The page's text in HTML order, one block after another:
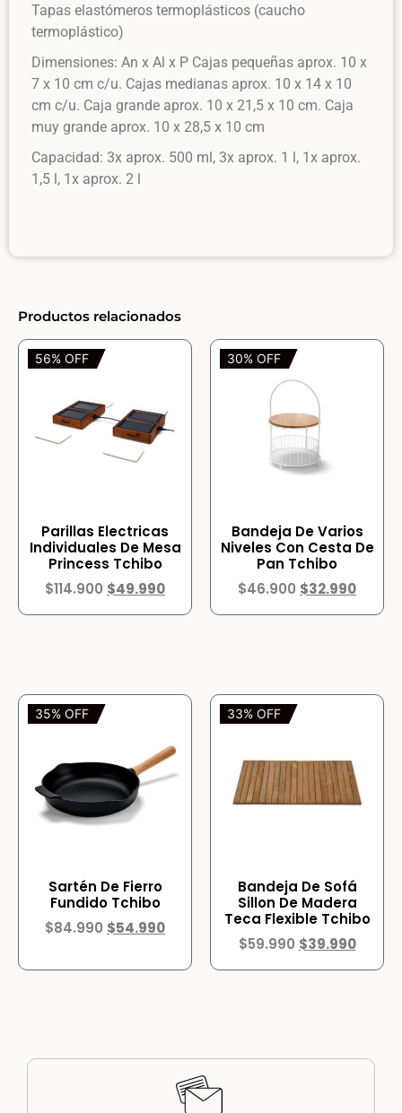
Tapas elastómeros termoplásticos (caucho
termoplástico)
Dimensiones: An x Al x P Cajas pequeñas aprox. 10 x
7 x 10 cm c/u. Cajas medianas aprox. 10 x 14 x 10
cm c/u. Caja grande aprox. 10 x 21,5 x 10 cm. Caja
muy grande aprox. 10 x 28,5 x 10 cm
Capacidad: 3x aprox. 500 ml, 3x aprox. 1 l, 1x aprox.
1,5 l, 1x aprox. 2 l
Productos relacionados
56% OFF
Parillas Electricas
Individuales De Mesa
Princess Tchibo
$114.900 $49.990
30% OFF
Bandeja De Varios
Niveles Con Cesta De
Pan Tchibo
$46.900 $32.990
35% OFF
Sartén De Fierro
Fundido Tchibo
$84.990 $54.990
33% OFF
Bandeja De Sofá
Sillon De Madera
Teca Flexible Tchibo
$59.990 $39.990